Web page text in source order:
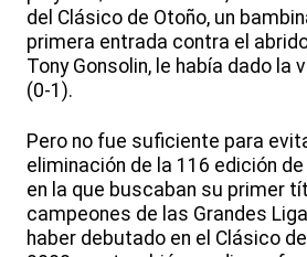
del Clásico de Otoño, un
primera entrada contra el
Tony Gonsolin, le había dado la
(0-1).
Pero no fue suficiente para
eliminación de la 116 edición
en la que buscaban su primer
campeones de las Grandes
haber debutado en el Clásico de